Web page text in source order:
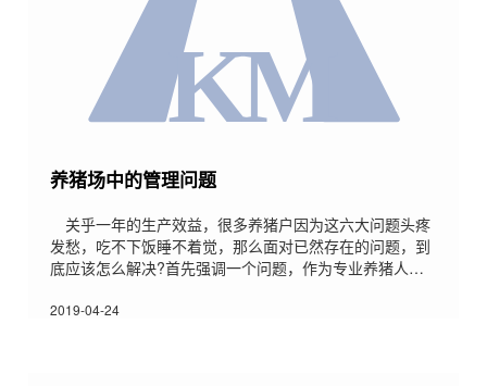
养猪场中的管理问题
关乎一年的生产效益，很多养猪户因为这六大问题头疼
发愁，吃不下饭睡不着觉，那么面对已然存在的问题，到
底应该怎么解决?首先强调一个问题，作为专业养猪人，
决定因素。很多人会说，你真是站着说话不腰疼，猪价跌
2019-04-24